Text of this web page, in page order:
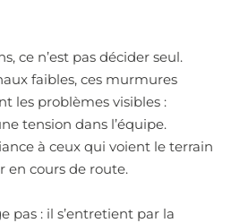
ce n’est pas décider seul.
faibles, ces murmures
les problèmes visibles :
tension dans l’équipe.
à ceux qui voient le terrain
en cours de route.
pas : il s’entretient par la